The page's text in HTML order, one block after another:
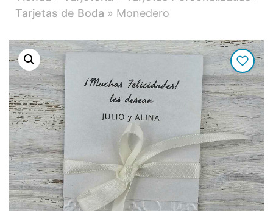
Tarjetas de Boda » Monedero